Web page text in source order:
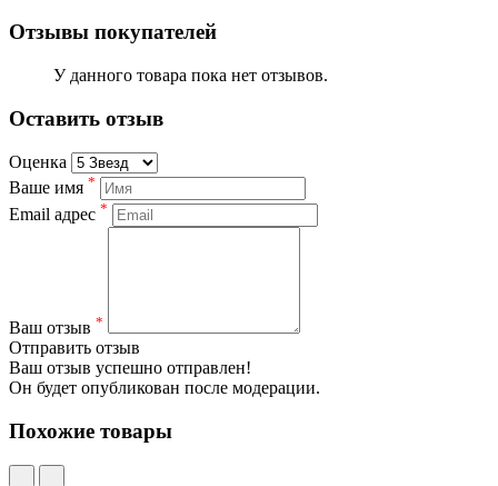
Отзывы покупателей
У данного товара пока нет отзывов.
Оставить отзыв
Оценка
Ваше имя *
Email адрес *
Ваш отзыв *
Отправить отзыв
Ваш отзыв успешно отправлен!
Он будет опубликован после модерации.
Похожие товары